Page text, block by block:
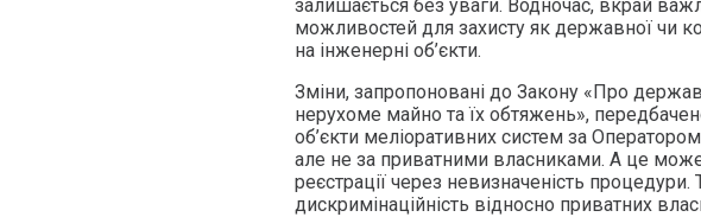
залишається без уваги. Водночас, вкрай
можливостей для захисту як державної чи
на інженерні об’єкти.
Зміни, запропоновані до Закону «Про
нерухоме майно та їх обтяжень»,
об’єкти меліоративних систем за
але не за приватними власниками. А це
реєстрації через невизначеність процедури.
дискримінаційність відносно приватних